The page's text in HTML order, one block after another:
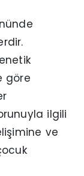
göre
ilgili
ve